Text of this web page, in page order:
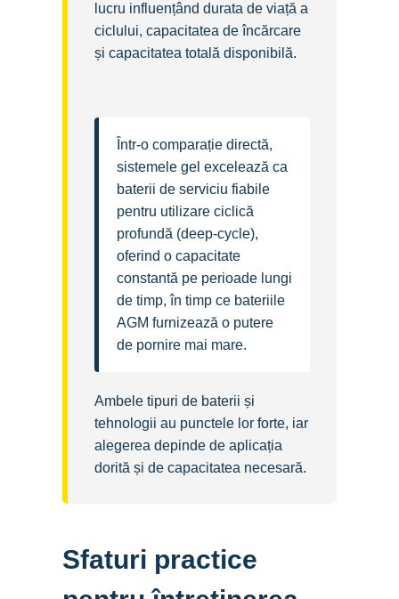
lucru influențând durata de viață a
ciclului, capacitatea de încărcare
și capacitatea totală disponibilă.
Într-o comparație directă,
sistemele gel excelează ca
baterii de serviciu fiabile
pentru utilizare ciclică
profundă (deep‑cycle),
oferind o capacitate
constantă pe perioade lungi
de timp, în timp ce bateriile
AGM furnizează o putere
de pornire mai mare.
Ambele tipuri de baterii și
tehnologii au punctele lor forte, iar
alegerea depinde de aplicația
dorită și de capacitatea necesară.
Sfaturi practice